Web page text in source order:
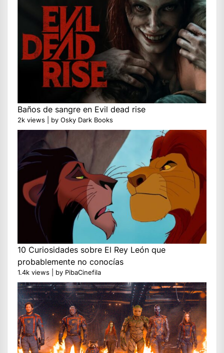
Baños de sangre en Evil dead rise
2k views by Osky Dark Books
10 Curiosidades sobre El Rey León que
probablemente no conocías
1.4k views by PibaCinefila